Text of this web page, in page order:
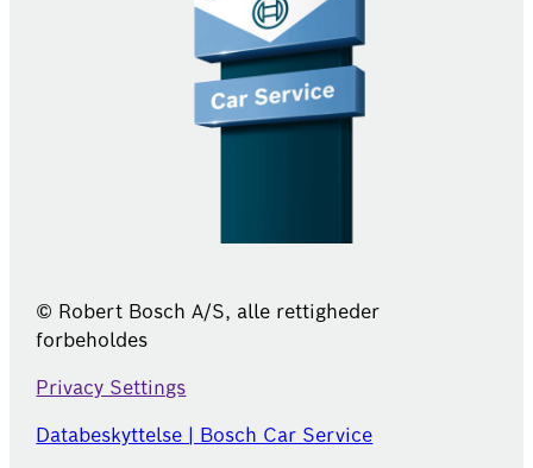
© Robert Bosch A/S, alle rettigheder
forbeholdes
Privacy Settings
Databeskyttelse | Bosch Car Service